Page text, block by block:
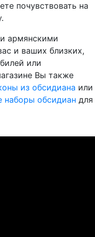
почувствовать на
армянскими
и ваших близких,
или
Вы также
из обсидиана или
наборы обсидиан для